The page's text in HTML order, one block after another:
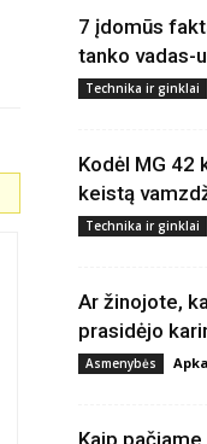
7 įdomūs
tanko vadas-
Technika ir ginklai
Kodėl MG 42
keistą
Technika ir ginklai
Ar žinojote,
prasidėjo
Asmenybės
Kaip